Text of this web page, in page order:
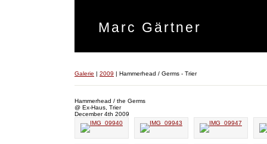
Marc Gärtner
Galerie | 2009 | Hammerhead / Germs - Trier
Hammerhead / the Germs
@ Ex-Haus, Trier
December 4th 2009